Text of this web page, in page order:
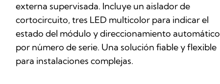
externa supervisada. Incluye un aislador de
cortocircuito, tres LED multicolor para indicar el
estado del módulo y direccionamiento automático
por número de serie. Una solución fiable y flexible
para instalaciones complejas.